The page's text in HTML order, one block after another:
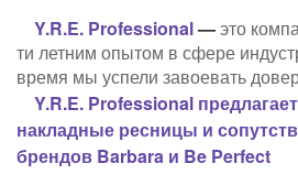
Y.R.E. Professional—это
ти летним опытом в сфере
время мы успели завоевать
Y.R.E. Professional предлагает
накладные ресницы и
брендов Barbara и Be Perfect